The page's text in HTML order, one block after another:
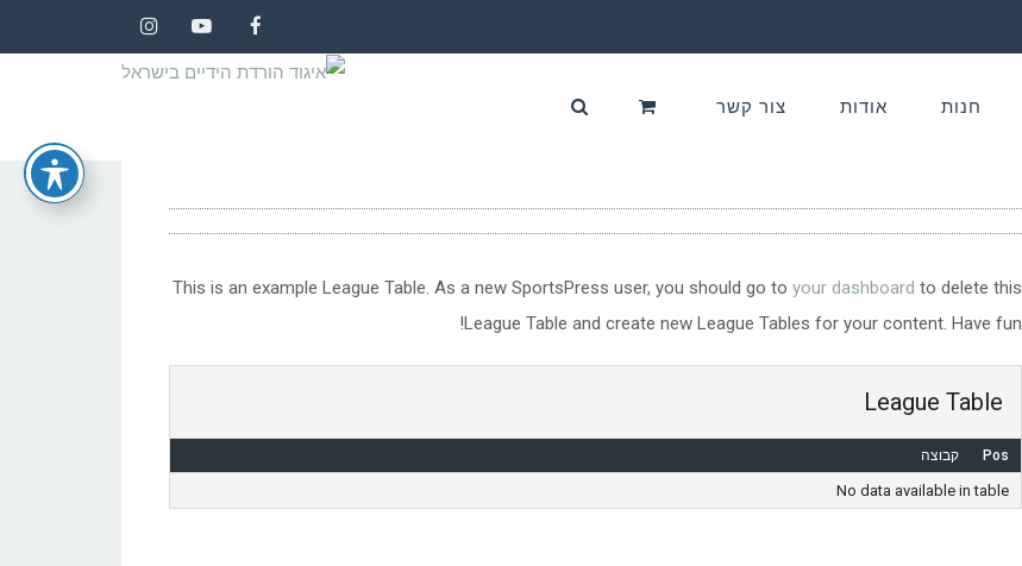
Facebook
YouTube
Instagram
חנות אודות צור קשר
This is an example League Table. As a new SportsPress user, you should go to your dashboard to delete this
League Table and create new League Tables for your content. Have fun!
League Table
Pos קבוצה
No data available in table